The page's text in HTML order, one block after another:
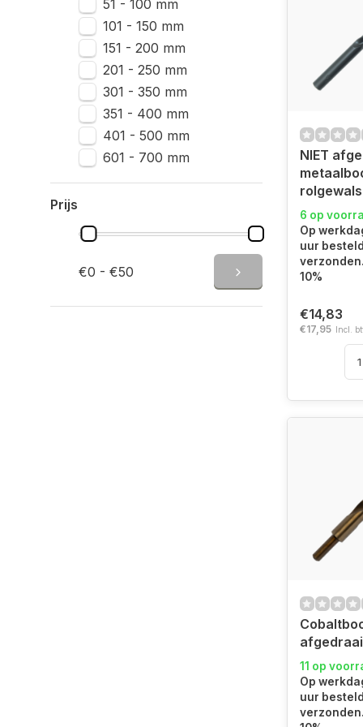
51 - 100 mm
101 - 150 mm
151 - 200 mm
201 - 250 mm
301 - 350 mm
351 - 400 mm
401 - 500 mm
601 - 700 mm
Prijs
€0 - €50
NIET
6 op
Op
uur
10%
€14,83
€17,95 Incl.
11 op
Op
uur